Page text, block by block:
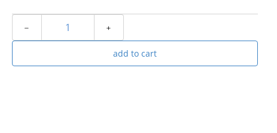
﹣ ﹢
add to cart